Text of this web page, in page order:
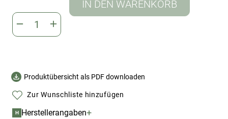
IN DEN WARENKORB
Produktübersicht als PDF downloaden
Zur Wunschliste hinzufügen
H Herstellerangaben+